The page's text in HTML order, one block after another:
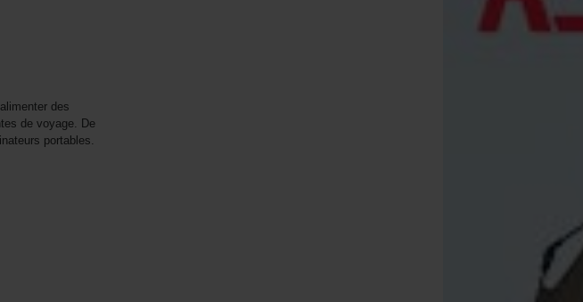
des
de voyage. De
portables.